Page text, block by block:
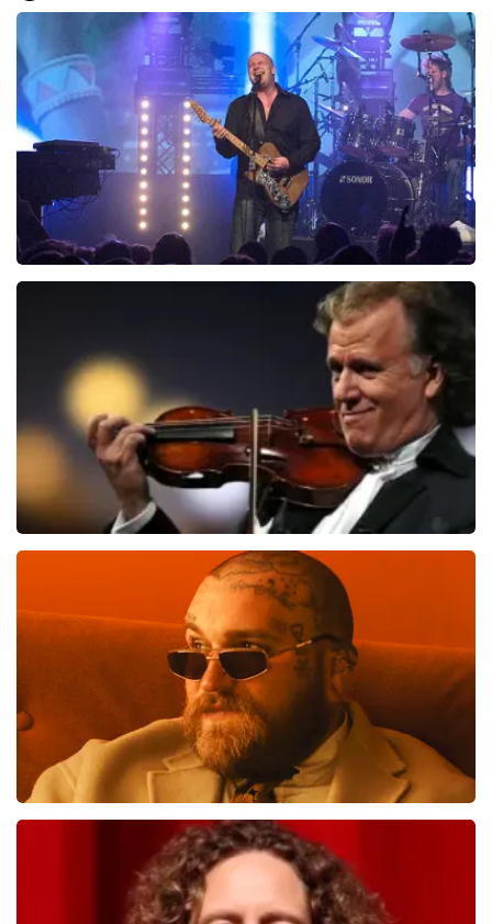
1154+ reviews
BEKIJKEN
BESTEL NU
laatste 30 minuten
BESTEL NU
Teddy Swims
laatste 30 minuten
BESTEL NU